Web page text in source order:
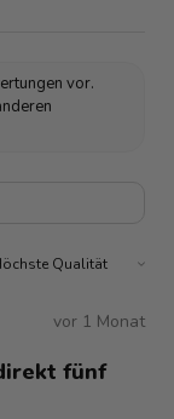
vor.
vor 1 Monat
fünf